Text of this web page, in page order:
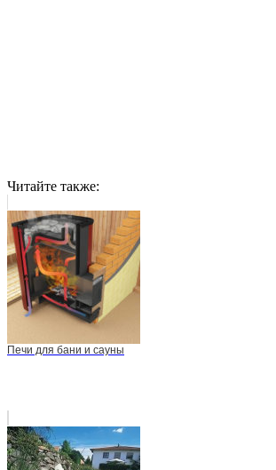
Читайте также:
Печи для бани и сауны